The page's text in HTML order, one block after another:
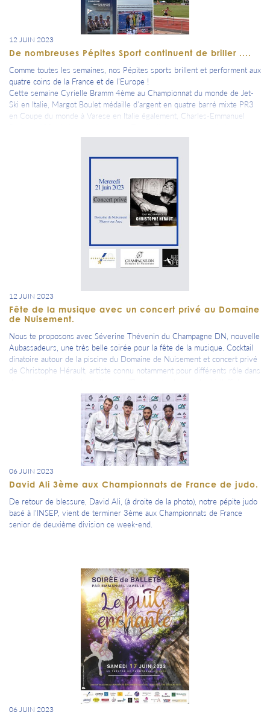
12 JUIN 2023
De nombreuses Pépites Sport continuent de briller ....
Comme toutes les semaines, nos Pépites sports brillent et performent aux
quatre coins de la France et de l'Europe !
Cette semaine Cyrielle Bramm 4ème au Championnat du monde de Jet-
Ski en Italie, Margot Boulet médaille d'argent en quatre barré mixte PR3
en Coupe du monde à Varese en Italie également, Charles-Emmanuel
et en préparation pour le Meeting International de Troyes, Viny
Hatch en Angleterre qui termine sur le podium en Trophée junior Nascar
12 JUIN 2023
Fête de la musique avec un concert privé au Domaine
de Nuisement.
Nous te proposons avec Séverine Thévenin du Champagne DN, nouvelle
Aubassadeurs, une très belle soirée pour la fête de la musique. Cocktail
dinatoire autour de la piscine du Domaine de Nuisement et concert privé
de Christophe Hérault, artiste connu notamment pour différents rôle dans
Dôme de Paris et en tournée dans tous les Zéniths de France en
septembre mais également "Les 3 mousquetaires" ou encore "Ben Hur".
Inscriptions : https://www.aubassadeurs.fr/programme-353/concert-et-
cocktail-prives-au-domaine-de-nuisement-pour-la-fete-de-la-musique
06 JUIN 2023
David Ali 3ème aux Championnats de France de judo.
De retour de blessure, David Ali, (à droite de la photo), notre pépite judo
basé à l'INSEP, vient de terminer 3ème aux Championnats de France
senior de deuxième division ce week-end.
06 JUIN 2023